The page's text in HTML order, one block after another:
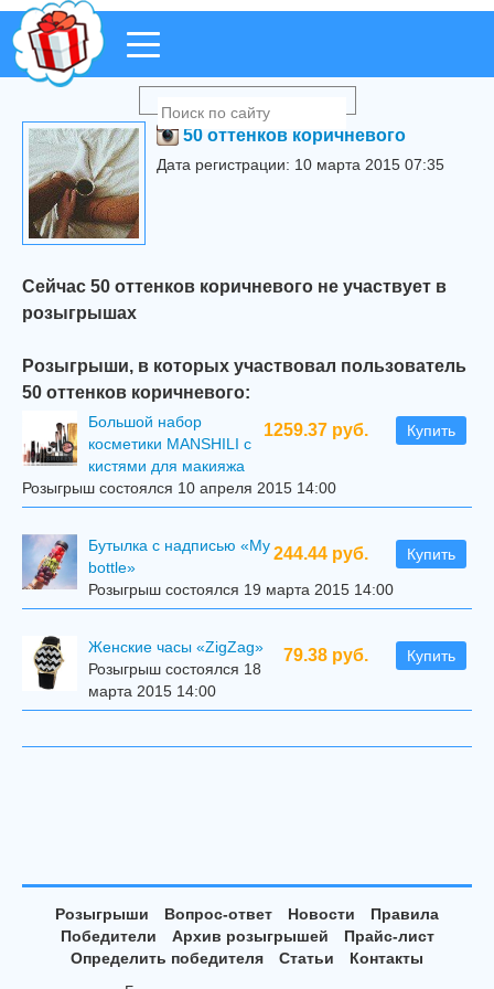
50 оттенков коричневого
Дата регистрации: 10 марта 2015 07:35
Сейчас 50 оттенков коричневого не участвует в
розыгрышах
Розыгрыши, в которых участвовал пользователь
50 оттенков коричневого:
1259.37 руб. Купить
Большой набор
косметики MANSHILI с
кистями для макияжа
Розыгрыш состоялся 10 апреля 2015 14:00
244.44 руб. Купить
Бутылка с надписью «My
bottle»
Розыгрыш состоялся 19 марта 2015 14:00
79.38 руб. Купить
Женские часы «ZigZag»
Розыгрыш состоялся 18
марта 2015 14:00
Розыгрыши Вопрос-ответ Новости
Правила
Победители
Архив розыгрышей
Прайс-лист
Определить победителя
Статьи
Контакты